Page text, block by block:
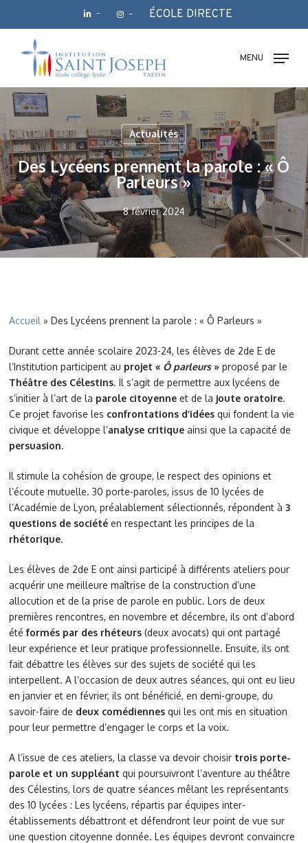
content
– – ÉCOLE DIRECTE
MENU
Actualités
Des Lycéens prennent la parole : « Ô
Parleurs »
8 février 2024
Accueil »Des Lycéens prennent la parole : « Ô Parleurs »
Durant cette année scolaire 2023-24, les élèves de 2de E de
l’Institution participent au projet « Ô parleurs» proposé par le
Théâtre des Célestins. Il s’agit de permettre aux lycéens de
s’initier à l’art de la parole citoyenne et de la joute oratoire.
Ce projet favorise les confrontations d’idées qui fondent la vie
civique et développe l’analyse critique ainsi que la capacité de
persuasion.
Il stimule la cohésion de groupe, le respect des opinions et
l’écoute mutuelle. 30 porte-paroles, issus de 10 lycées de
l’Académie de Lyon, préalablement sélectionnés, répondent à3
questions de société en respectant les principes de la
rhétorique.
Les élèves de 2de E ont ainsi participé à différents ateliers pour
acquérir une meilleure maîtrise de la construction d’une
allocution et de la prise de parole en public. Lors de deux
premières rencontres, en novembre et décembre, ils ont d’abord
étéformés par des rhéteurs (deux avocats) qui ont partagé
leur expérience et leur pratique professionnelle. Ensuite, ils ont
fait débattre les élèves sur des sujets de société qui les
interpellent. A l’occasion de deux autres séances, qui ont eu lieu
en janvier et en février, ils ont bénéficié, en demi-groupe, du
savoir-faire de deux comédiennes qui les ont mis en situation
pour leur permettre d’engager le corps et la voix.
A l’issue de ces ateliers, la classe va devoir choisir trois porte-
parole et un suppléant qui poursuivront l’aventure au théâtre
des Célestins, lors de quatre séances mêlant les représentants
des 10 lycées : Les lycéens, répartis par équipes inter-
établissements débattront et défendront leur point de vue sur
une question citoyenne donnée. Les équipes devront convaincre
le